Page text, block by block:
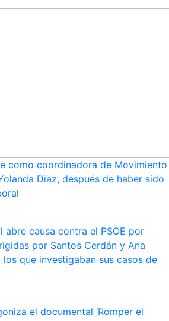
como coordinadora de Movimiento
Dïaz, después de haber sido
abre causa contra el PSOE por
por Santos Cerdán y Ana
los que investigaban sus casos de
el documental ‘Romper el